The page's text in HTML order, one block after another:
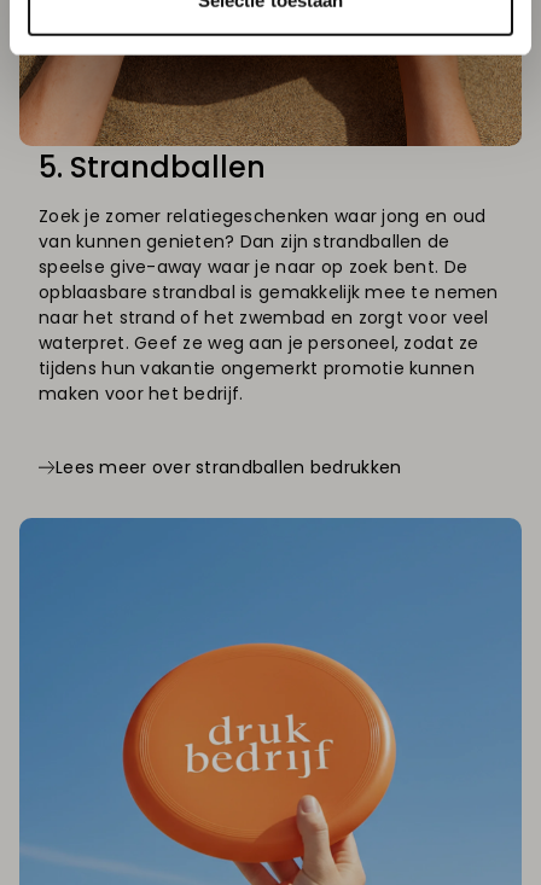
5. Strandballen
Zoek je zomer relatiegeschenken waar jong en oud
van kunnen genieten? Dan zijn strandballen de
speelse give-away waar je naar op zoek bent. De
opblaasbare strandbal is gemakkelijk mee te nemen
naar het strand of het zwembad en zorgt voor veel
waterpret. Geef ze weg aan je personeel, zodat ze
tijdens hun vakantie ongemerkt promotie kunnen
maken voor het bedrijf.
Lees meer over strandballen bedrukken